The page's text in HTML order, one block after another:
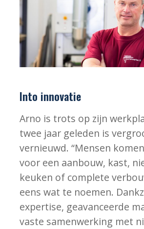
Into innovatie
Arno is trots op zijn
twee jaar geleden is
vernieuwd. “Mensen
voor een aanbouw, kast,
keuken of complete
eens wat te noemen.
expertise, geavanceerde
vaste samenwerking met